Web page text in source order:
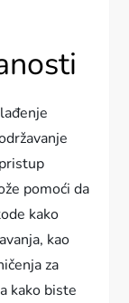
pomoći da
kako
kao
za
kako biste